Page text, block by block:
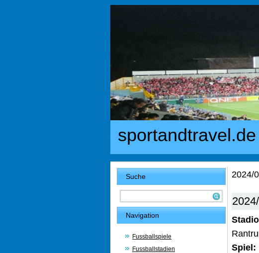
sportandtravel.de
Suche
Navigation
Fussballspiele
Fussballstadien
2024/
Spiel: